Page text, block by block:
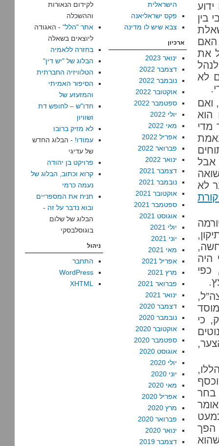
פומבי בין
האם
את
לא
ואם
הוא
מדי
אבל
לא
היה
כפי
כי
בחר
הפך
הישראלית
פקס ישראליאנה
צבא שיש לו מדינה
ארכיון
ינואר 2023
דצמבר 2022
נובמבר 2022
אוקטובר 2022
ספטמבר 2022
יולי 2022
מאי 2022
אפריל 2022
פברואר 2022
ינואר 2022
דצמבר 2021
נובמבר 2021
אוקטובר 2021
ספטמבר 2021
אוגוסט 2021
יולי 2021
יוני 2021
מאי 2021
אפריל 2021
מרץ 2021
פברואר 2021
ינואר 2021
דצמבר 2020
נובמבר 2020
אוקטובר 2020
ספטמבר 2020
אוגוסט 2020
יולי 2020
יוני 2020
מאי 2020
אפריל 2020
מרץ 2020
פברואר 2020
ינואר 2020
דצמבר 2019
לקידום הנאורות
וההשכלה
אתר "הלל" - האגודה
ליוצאים בשאלה
בחזרה ללאמיה
הבלוג של "יש דין"
הטלוויזיה החברתית
הסיפור האמיתי
והמזעזע של
חדו"ש – לחופש דת
ושוויון
לא מזיק ברובו
עמודו! - הבלוג החדש
של עדיגי
פרויקט בן יהודה
קרוא וכתוב, הבלוג של
נעמה כרמי
תניח את המספריים
ובוא נדבר על זה -
הבלוג של שלום
בוגוסלבסקי
ניהול
התחבר
WordPress
XHTML